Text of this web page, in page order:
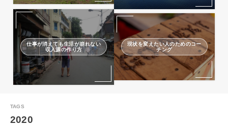
仕事が消えても生活が崩れない
収入源の作り方
現状を変えたい人のためのコー
チング
2020